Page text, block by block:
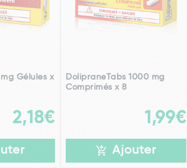
Gélules x
2,18€
DolipraneTabs 1000 mg
Comprimés x 8
1,99€
Ajouter